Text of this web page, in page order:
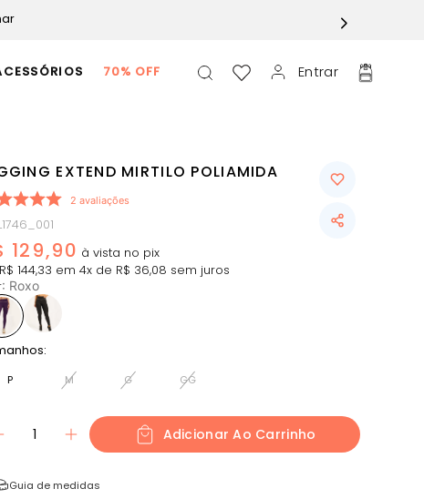
70% OFF Entrar
EXTEND MIRTILO POLIAMIDA
2 avaliações
129,90
R$ 144,33 em 4x de R$ 36,08 sem juros
: Roxo
P M G GG
1 Adicionar Ao Carrinho
Guia de medidas